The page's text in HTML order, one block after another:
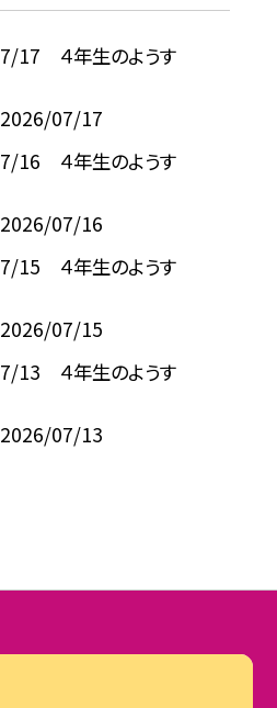
7/17 ４年生のようす
2026/07/17
7/16 ４年生のようす
2026/07/16
7/15 ４年生のようす
2026/07/15
7/13 ４年生のようす
2026/07/13